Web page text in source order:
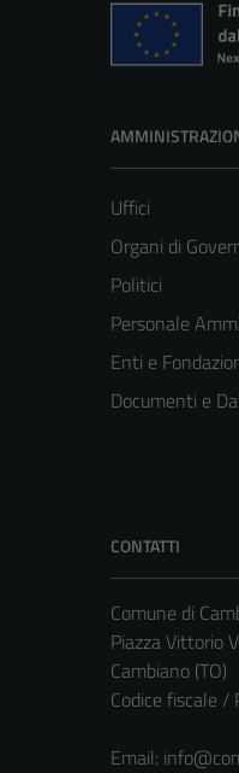
Uffici
Organi di
Politici
Personale
Enti e
Documenti e
CONTATTI
Comune di
Piazza Vittorio
Cambiano (TO)
Codice fiscale
Email: